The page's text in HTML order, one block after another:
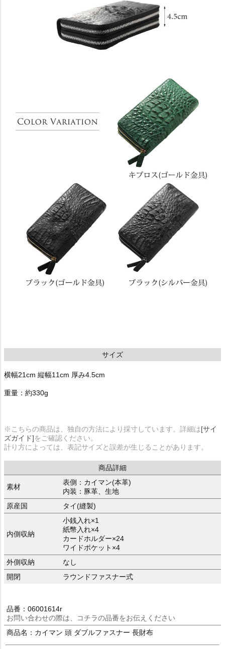
サイズ
横幅21cm 縦幅11cm 厚み4.5cm
重量：約330g
※こちらの商品は、独自の方法により採寸しています。詳細は[サイ
ズガイド]をご確認ください。
計り方によっては、表記サイズと誤差が生じることがあります。
商品詳細
素材
表側：カイマン(本革)
内装：豚革、生地
原産国
タイ(縫製)
内側収納
小銭入れ×1
紙幣入れ×4
カードホルダー×24
ワイドポケット×4
外側収納
なし
開閉
ラウンドファスナー式
品番：06001614r
お問い合わせの際は、コチラの品番をお伝えください
商品名：カイマン 頭 ダブルファスナー 長財布